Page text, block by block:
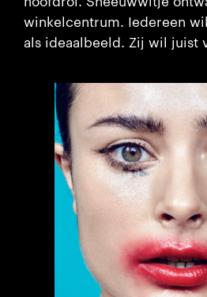
winkelcentrum. Iedereen
als ideaalbeeld. Zij wil juist